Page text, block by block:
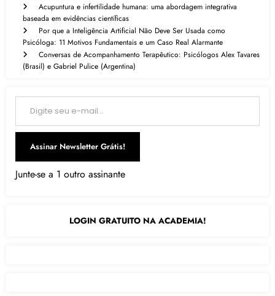
Acupuntura e infertilidade humana: uma abordagem integrativa
baseada em evidências científicas
Por que a Inteligência Artificial Não Deve Ser Usada como
Psicóloga: 11 Motivos Fundamentais e um Caso Real Alarmante
Conversas de Acompanhamento Terapêutico: Psicólogos Alex Tavares
(Brasil) e Gabriel Pulice (Argentina)
Digite seu e-mail…
Assinar Newsletter Grátis!
Junte-se a 1 outro assinante
LOGIN GRATUITO NA ACADEMIA!